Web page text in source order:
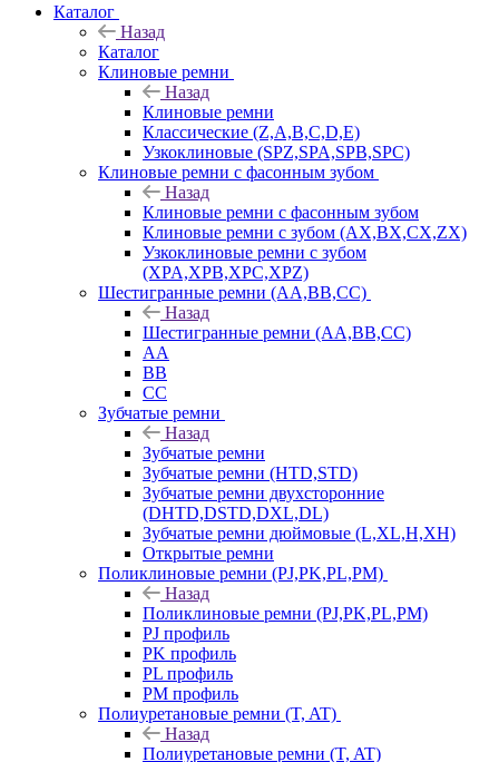
Каталог
Назад
Каталог
Клиновые ремни
Назад
Клиновые ремни
Классические (Z,A,B,C,D,E)
Узкоклиновые (SPZ,SPA,SPB,SPC)
Клиновые ремни с фасонным зубом
Назад
Клиновые ремни с фасонным зубом
Клиновые ремни с зубом (AX,BX,CX,ZX)
Узкоклиновые ремни с зубом
(XPA,XPB,XPC,XPZ)
Шестигранные ремни (AA,BB,CC)
Назад
Шестигранные ремни (AA,BB,CC)
AA
BB
CC
Зубчатые ремни
Назад
Зубчатые ремни
Зубчатые ремни (HTD,STD)
Зубчатые ремни двухсторонние
(DHTD,DSTD,DXL,DL)
Зубчатые ремни дюймовые (L,XL,H,XH)
Открытые ремни
Поликлиновые ремни (PJ,PK,PL,PM)
Назад
Поликлиновые ремни (PJ,PK,PL,PM)
PJ профиль
PK профиль
PL профиль
PM профиль
Полиуретановые ремни (T, AT)
Назад
Полиуретановые ремни (T, AT)